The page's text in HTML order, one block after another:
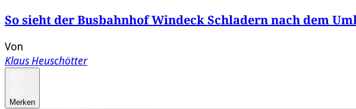
So sieht der Busbahnhof Windeck Schladern nach dem
Von
Klaus Heuschötter
Merken